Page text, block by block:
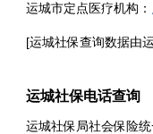
运城市定点医疗机构：
[运城社保查询数据由
运城社保电话查询
运城社保局社会保险